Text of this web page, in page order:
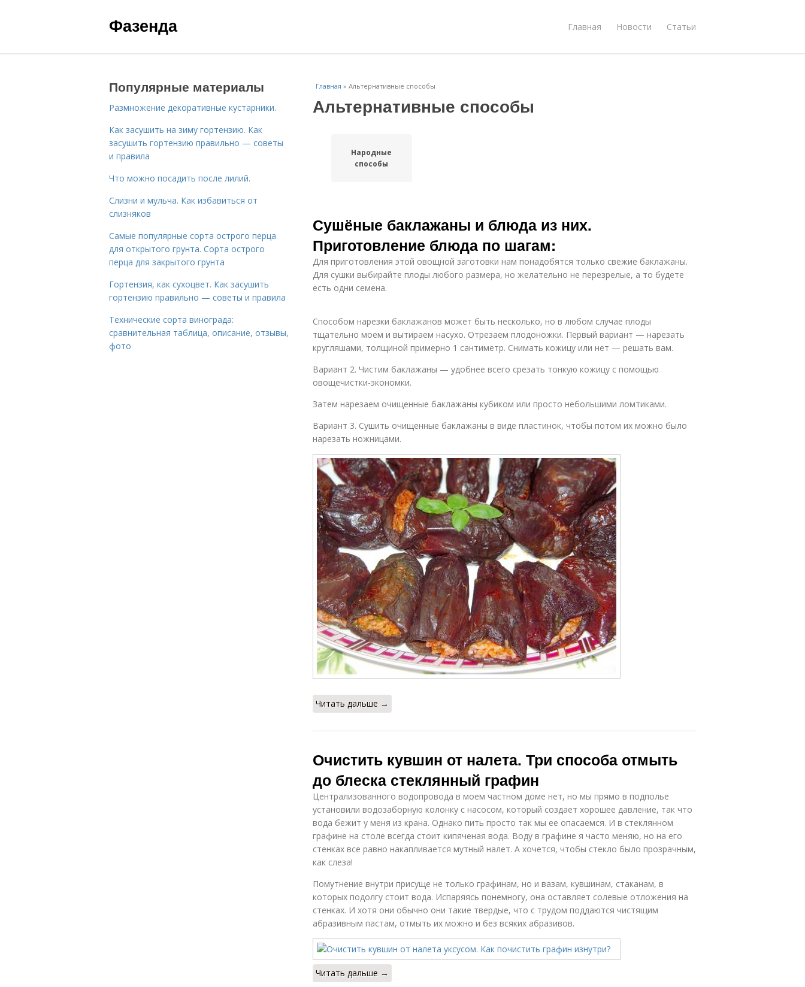
Фазенда Главная Новости Статьи
Главная » Альтернативные способы
Альтернативные способы
Народные
способы
Сушёные баклажаны и блюда из них.
Приготовление блюда по шагам:
Для приготовления этой овощной заготовки нам понадобятся только свежие баклажаны.
Для сушки выбирайте плоды любого размера, но желательно не перезрелые, а то будете
есть одни семена.
Способом нарезки баклажанов может быть несколько, но в любом случае плоды
тщательно моем и вытираем насухо. Отрезаем плодоножки. Первый вариант — нарезать
кругляшами, толщиной примерно 1 сантиметр. Снимать кожицу или нет — решать вам.
Вариант 2. Чистим баклажаны — удобнее всего срезать тонкую кожицу с помощью
овощечистки-экономки.
Затем нарезаем очищенные баклажаны кубиком или просто небольшими ломтиками.
Вариант 3. Сушить очищенные баклажаны в виде пластинок, чтобы потом их можно было
нарезать ножницами.
Читать дальше →
Очистить кувшин от налета. Три способа отмыть
до блеска стеклянный графин
Централизованного водопровода в моем частном доме нет, но мы прямо в подполье
установили водозаборную колонку с насосом, который создает хорошее давление, так что
вода бежит у меня из крана. Однако пить просто так мы ее опасаемся. И в стеклянном
графине на столе всегда стоит кипяченая вода. Воду в графине я часто меняю, но на его
стенках все равно накапливается мутный налет. А хочется, чтобы стекло было прозрачным,
как слеза!
Помутнение внутри присуще не только графинам, но и вазам, кувшинам, стаканам, в
которых подолгу стоит вода. Испаряясь понемногу, она оставляет солевые отложения на
стенках. И хотя они обычно они такие твердые, что с трудом поддаются чистящим
абразивным пастам, отмыть их можно и без всяких абразивов.
Читать дальше →
Популярные материалы
Размножение декоративные кустарники.
Как засушить на зиму гортензию. Как
засушить гортензию правильно — советы
и правила
Что можно посадить после лилий.
Слизни и мульча. Как избавиться от
слизняков
Самые популярные сорта острого перца
для открытого грунта. Сорта острого
перца для закрытого грунта
Гортензия, как сухоцвет. Как засушить
гортензию правильно — советы и правила
Технические сорта винограда:
сравнительная таблица, описание, отзывы,
фото